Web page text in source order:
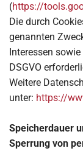
(https://
Die durch
genannten
Interessen
DSGVO
Weitere
unter: https://
Speicherdauer
Sperrung von